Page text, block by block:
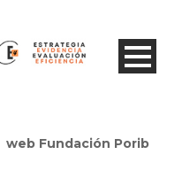
web Fundación Porib